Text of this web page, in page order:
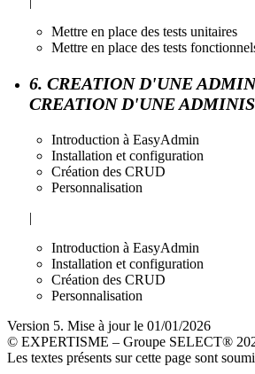
Mettre en place des tests unitaires
Mettre en place des tests
6. CREATION D'UNE
CREATION D'UNE
Introduction à EasyAdmin
Installation et configuration
Création des CRUD
Personnalisation
|
Introduction à EasyAdmin
Installation et configuration
Création des CRUD
Personnalisation
Version 5. Mise à jour le 01/01/2026
© EXPERTISME – Groupe SELECT®
Les textes présents sur cette page sont